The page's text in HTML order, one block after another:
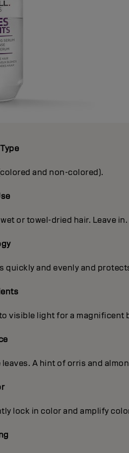
and non-colored).
or towel-dried hair. Leave in.
and evenly and
visible light for a magnificent
A hint of orris and
lock in color and amplify